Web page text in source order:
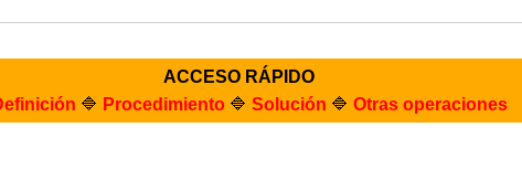
ACCESO RÁPIDO
🔷 Procedimiento 🔷Solución 🔷Otras operaciones